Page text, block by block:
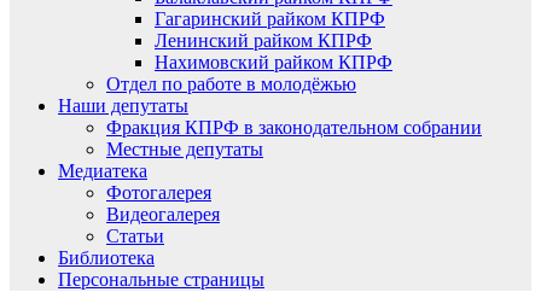
Гагаринский райком КПРФ
Ленинский райком КПРФ
Нахимовский райком КПРФ
Отдел по работе в молодёжью
Наши депутаты
Фракция КПРФ в законодательном собрании
Местные депутаты
Медиатека
Фотогалерея
Видеогалерея
Статьи
Библиотека
Персональные страницы